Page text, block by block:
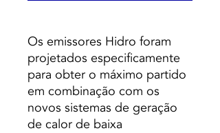
Os emissores Hidro foram
projetados especificamente
para obter o máximo partido
em combinação com os
novos sistemas de geração
de calor de baixa